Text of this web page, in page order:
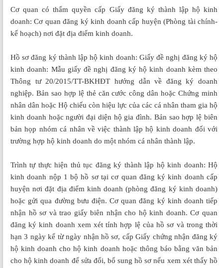
Cơ quan có thẩm quyền cấp Giấy đăng ký thành lập hộ kinh
doanh: Cơ quan đăng ký kinh doanh cấp huyện (Phòng tài chính-
kế hoạch) nơi đặt địa điểm kinh doanh.
Hồ sơ đăng ký thành lập hộ kinh doanh: Giấy đề nghị đăng ký hộ
kinh doanh: Mẫu giấy đề nghị đăng ký hộ kinh doanh kèm theo
Thông tư 20/2015/TT-BKHĐT hướng dẫn về đăng ký doanh
nghiệp. Bản sao hợp lệ thẻ căn cước công dân hoặc Chứng minh
nhân dân hoặc Hộ chiếu còn hiệu lực của các cá nhân tham gia hộ
kinh doanh hoặc người đại diện hộ gia đình. Bản sao hợp lệ biên
bản họp nhóm cá nhân về việc thành lập hộ kinh doanh đối với
trường hợp hộ kinh doanh do một nhóm cá nhân thành lập.
Trình tự thực hiện thủ tục đăng ký thành lập hộ kinh doanh: Hộ
kinh doanh nộp 1 bộ hồ sơ tại cơ quan đăng ký kinh doanh cấp
huyện nơi đặt địa điểm kinh doanh (phòng đăng ký kinh doanh)
hoặc gửi qua đường bưu điện. Cơ quan đăng ký kinh doanh tiếp
nhận hồ sơ và trao giấy biên nhận cho hộ kinh doanh. Cơ quan
đăng ký kinh doanh xem xét tính hợp lệ của hồ sơ và trong thời
hạn 3 ngày kể từ ngày nhận hồ sơ, cấp Giấy chứng nhận đăng ký
hộ kinh doanh cho hộ kinh doanh hoặc thông báo bằng văn bản
cho hộ kinh doanh để sửa đổi, bổ sung hồ sơ nếu xem xét thấy hồ